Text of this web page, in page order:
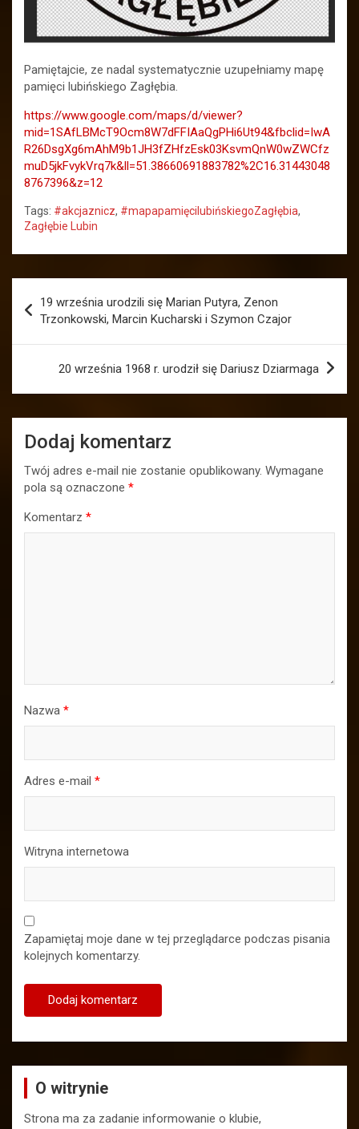
Pamiętajcie, ze nadal systematycznie uzupełniamy mapę
pamięci lubińskiego Zagłębia.
https://www.google.com/maps/d/viewer?
mid=1SAfLBMcT9Ocm8W7dFFIAaQgPHi6Ut94&fbclid=IwA
R26DsgXg6mAhM9b1JH3fZHfzEsk03KsvmQnW0wZWCfz
muD5jkFvykVrq7k&ll=51.38660691883782%2C16.31443048
8767396&z=12
Tags: #akcjaznicz, #mapapamięcilubińskiegoZagłębia,
Zagłębie Lubin
wpisu
19 września urodzili się Marian Putyra, Zenon
Trzonkowski, Marcin Kucharski i Szymon Czajor
20 września 1968 r. urodził się Dariusz Dziarmaga
Dodaj komentarz
Twój adres e-mail nie zostanie opublikowany. Wymagane
pola są oznaczone *
Komentarz *
Nazwa *
Adres e-mail *
Witryna internetowa
Zapamiętaj moje dane w tej przeglądarce podczas pisania
kolejnych komentarzy.
O witrynie
Strona ma za zadanie informowanie o klubie,